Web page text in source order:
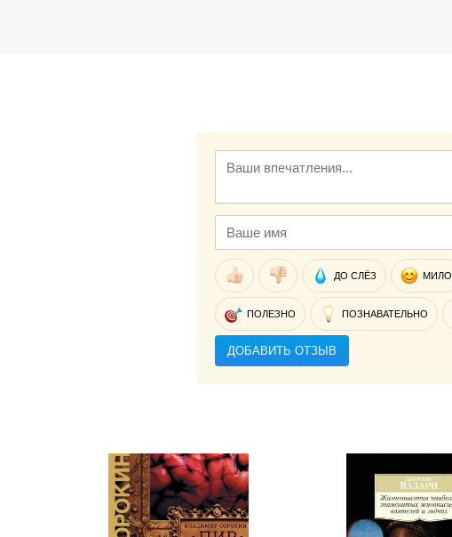
ДО СЛЁЗ МИЛО
ПОЛЕЗНО ПОЗНАВАТЕЛЬНО
ДОБАВИТЬ ОТЗЫВ